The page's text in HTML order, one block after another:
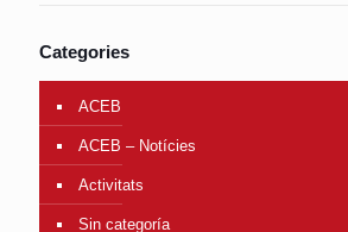
Categories
ACEB
ACEB – Notícies
Activitats
Sin categoría